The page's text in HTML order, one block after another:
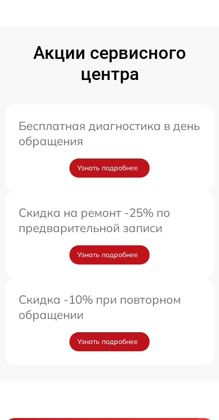
Акции сервисного
центра
Бесплатная диагностика в день
обращения
Узнать подробнее
Скидка на ремонт -25% по
предварительной записи
Узнать подробнее
Скидка -10% при повторном
обращении
Узнать подробнее